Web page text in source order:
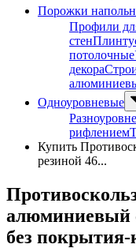
Порожки
Профили
стен
потолочные
декора
Одноуровневые
рифлением
Купить
резиной 46...
алюминиевый
без